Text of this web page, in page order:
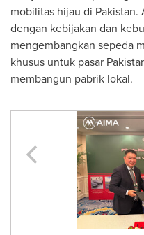
mobilitas hijau di Pakistan.
dengan kebijakan dan
mengembangkan sepeda
khusus untuk pasar
membangun pabrik lokal.